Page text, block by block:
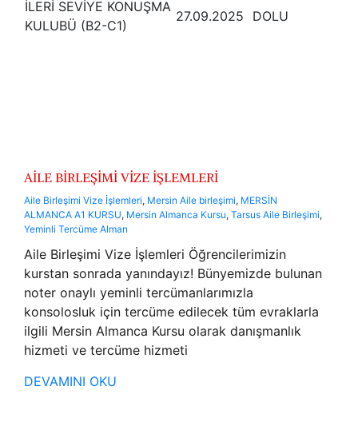
İLERİ SEVİYE KONUŞMA
KULUBÜ (B2-C1)
27.09.2025 DOLU
AİLE BİRLEŞİMİ VİZE İŞLEMLERİ
Aile Birleşimi Vize İşlemleri, Mersin Aile birleşimi, MERSİN
ALMANCA A1 KURSU, Mersin Almanca Kursu, Tarsus Aile Birleşimi,
Yeminli Tercüme Alman
Aile Birleşimi Vize İşlemleri Öğrencilerimizin
kurstan sonrada yanındayız! Bünyemizde bulunan
noter onaylı yeminli tercümanlarımızla
konsolosluk için tercüme edilecek tüm evraklarla
ilgili Mersin Almanca Kursu olarak danışmanlık
hizmeti ve tercüme hizmeti
DEVAMINI OKU